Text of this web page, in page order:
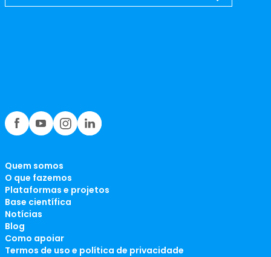
Quem somos
O que fazemos
Plataformas e projetos
Base científica
Notícias
Blog
Como apoiar
Termos de uso e política de privacidade